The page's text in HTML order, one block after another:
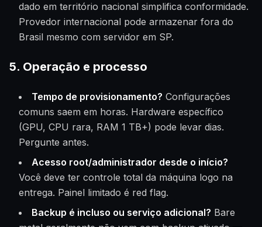
dado em território nacional simplifica conformidade.
Provedor internacional pode armazenar fora do
Brasil mesmo com servidor em SP.
5. Operação e processo
Tempo de provisionamento? Configurações
comuns saem em horas. Hardware específico
(GPU, CPU rara, RAM 1 TB+) pode levar dias.
Pergunte antes.
Acesso root/administrador desde o início?
Você deve ter controle total da máquina logo na
entrega. Painel limitado é red flag.
Backup é incluso ou serviço adicional? Bare